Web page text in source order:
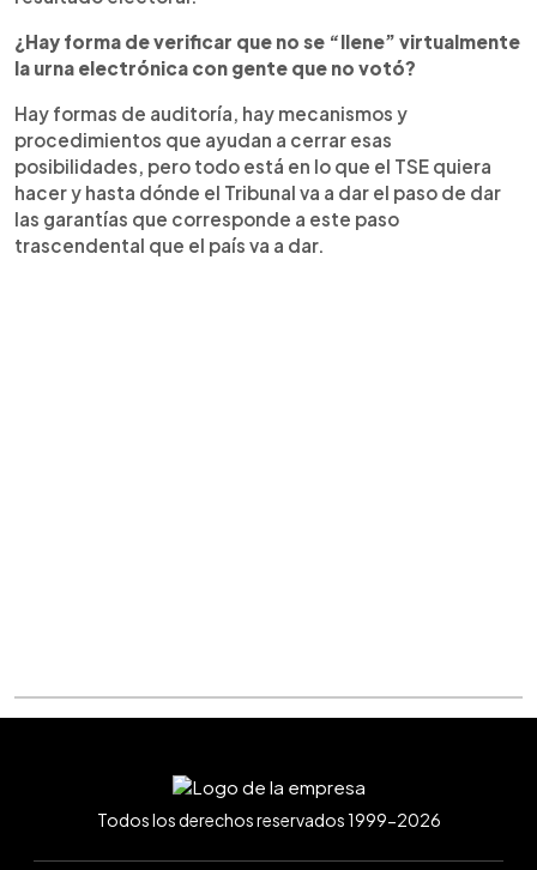
¿Hay forma de verificar que no se “llene” virtualmente
la urna electrónica con gente que no votó?
Hay formas de auditoría, hay mecanismos y
procedimientos que ayudan a cerrar esas
posibilidades, pero todo está en lo que el TSE quiera
hacer y hasta dónde el Tribunal va a dar el paso de dar
las garantías que corresponde a este paso
trascendental que el país va a dar.
Todos los derechos reservados 1999-2026